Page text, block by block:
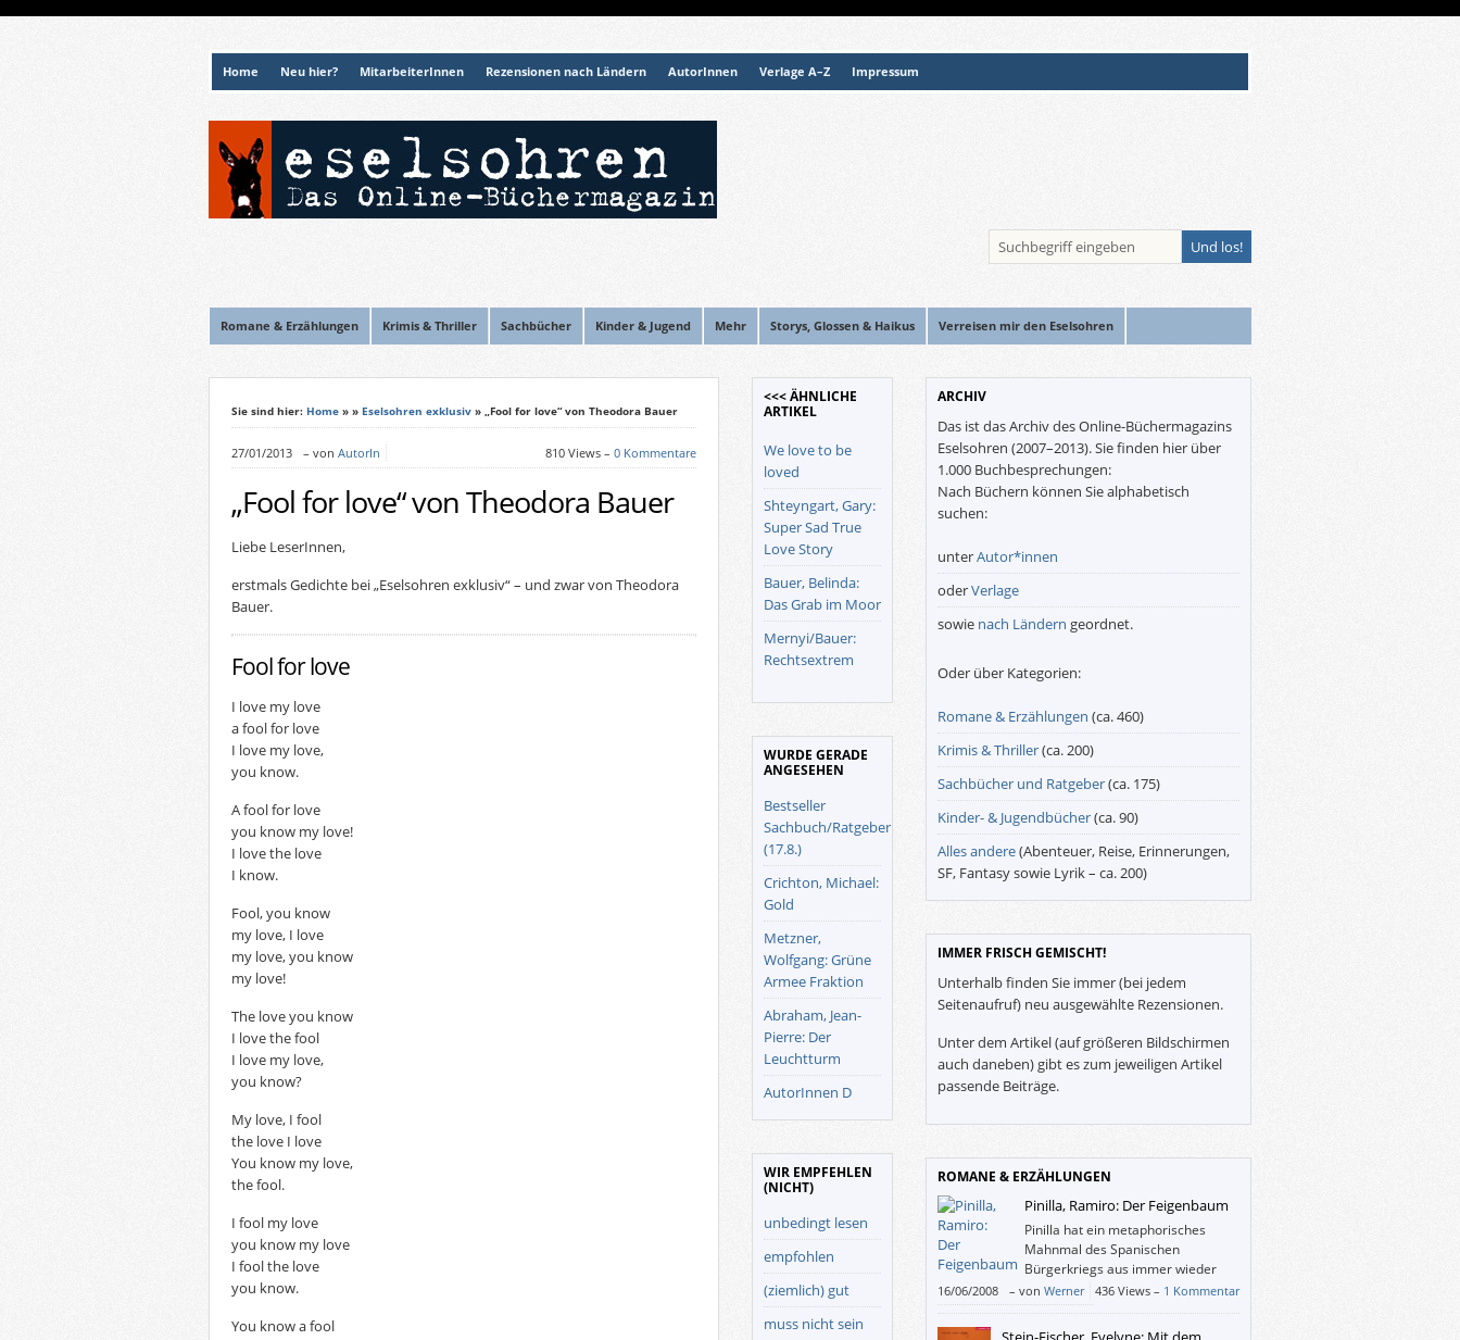
Home Neu hier? MitarbeiterInnen Rezensionen nach Ländern AutorInnen Verlage A–Z Impressum
Romane & Erzählungen Krimis & Thriller Sachbücher Kinder & Jugend Mehr Storys, Glossen & Haikus Verreisen mir den Eselsohren
Sie sind hier: Home » » Eselsohren exklusiv » „Fool for love“ von Theodora Bauer
27/01/2013 – von AutorIn 810 Views – 0 Kommentare
„Fool for love“ von Theodora Bauer
Liebe LeserInnen,
erstmals Gedichte bei „Eselsohren exklusiv“ – und zwar von Theodora
Bauer.
Fool for love
I love my love
a fool for love
I love my love,
you know.
A fool for love
you know my love!
I love the love
I know.
Fool, you know
my love, I love
my love, you know
my love!
The love you know
I love the fool
I love my love,
you know?
My love, I fool
the love I love
You know my love,
the fool.
I fool my love
you know my love
I fool the love
you know.
You know a fool
<<< ÄHNLICHE
ARTIKEL
We love to be
loved
Shteyngart, Gary:
Super Sad True
Love Story
Bauer, Belinda:
Das Grab im Moor
Mernyi/Bauer:
Rechtsextrem
WURDE GERADE
ANGESEHEN
Bestseller
Sachbuch/Ratgeber
(17.8.)
Crichton, Michael:
Gold
Metzner,
Wolfgang: Grüne
Armee Fraktion
Abraham, Jean-
Pierre: Der
Leuchtturm
AutorInnen D
WIR EMPFEHLEN
(NICHT)
unbedingt lesen
empfohlen
(ziemlich) gut
muss nicht sein
ARCHIV
Das ist das Archiv des Online-Büchermagazins
Eselsohren (2007–2013). Sie finden hier über
1.000 Buchbesprechungen:
Nach Büchern können Sie alphabetisch
suchen:
unterAutor*innen
oderVerlage
sowie nach Ländern geordnet.
Oder über Kategorien:
Romane & Erzählungen (ca. 460)
Krimis & Thriller(ca. 200)
Sachbücher und Ratgeber(ca. 175)
Kinder- & Jugendbücher(ca. 90)
Alles andere(Abenteuer, Reise, Erinnerungen,
SF, Fantasy sowie Lyrik – ca. 200)
IMMER FRISCH GEMISCHT!
Unterhalb finden Sie immer (bei jedem
Seitenaufruf) neu ausgewählte Rezensionen.
Unter dem Artikel (auf größeren Bildschirmen
auch daneben) gibt es zum jeweiligen Artikel
passende Beiträge.
ROMANE & ERZÄHLUNGEN
Pinilla, Ramiro: Der Feigenbaum
Pinilla hat ein metaphorisches
Mahnmal des Spanischen
Bürgerkriegs aus immer wieder
humoresk beschriebenen,
realistischen Szenen errichtet. Mit scheinbar
leichter Hand erzählt, stellt dieser Roman so
16/06/2008 – von Werner 436 Views – 1 Kommentar